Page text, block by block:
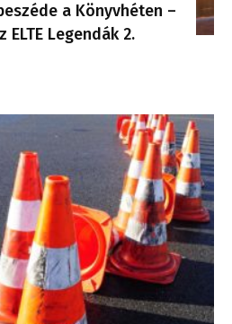
a Könyvhéten –
Legendák 2.